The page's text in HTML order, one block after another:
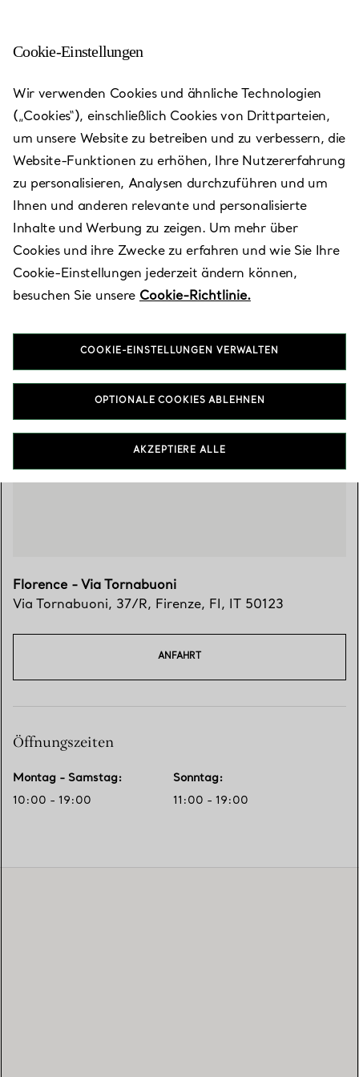
Florence - Via Tornabuoni
Heute bis 19:00 geöffnet
VEREINBAREN SIE EINEN TERMIN
Verfügbare Leistungen
Besuchen Sie uns
Florence - Via Tornabuoni
Via Tornabuoni, 37/R, Firenze, FI, IT 50123
ANFAHRT
Öffnungszeiten
Montag - Samstag:
10:00 - 19:00
Sonntag:
11:00 - 19:00
Cookie-Einstellungen
Wir verwenden Cookies und ähnliche Technologien
(„Cookies“), einschließlich Cookies von Drittparteien,
um unsere Website zu betreiben und zu verbessern, die
Website-Funktionen zu erhöhen, Ihre Nutzererfahrung
zu personalisieren, Analysen durchzuführen und um
Ihnen und anderen relevante und personalisierte
Inhalte und Werbung zu zeigen. Um mehr über
Cookies und ihre Zwecke zu erfahren und wie Sie Ihre
Cookie-Einstellungen jederzeit ändern können,
besuchen Sie unsere Cookie-Richtlinie.
COOKIE-EINSTELLUNGEN VERWALTEN
OPTIONALE COOKIES ABLEHNEN
AKZEPTIERE ALLE